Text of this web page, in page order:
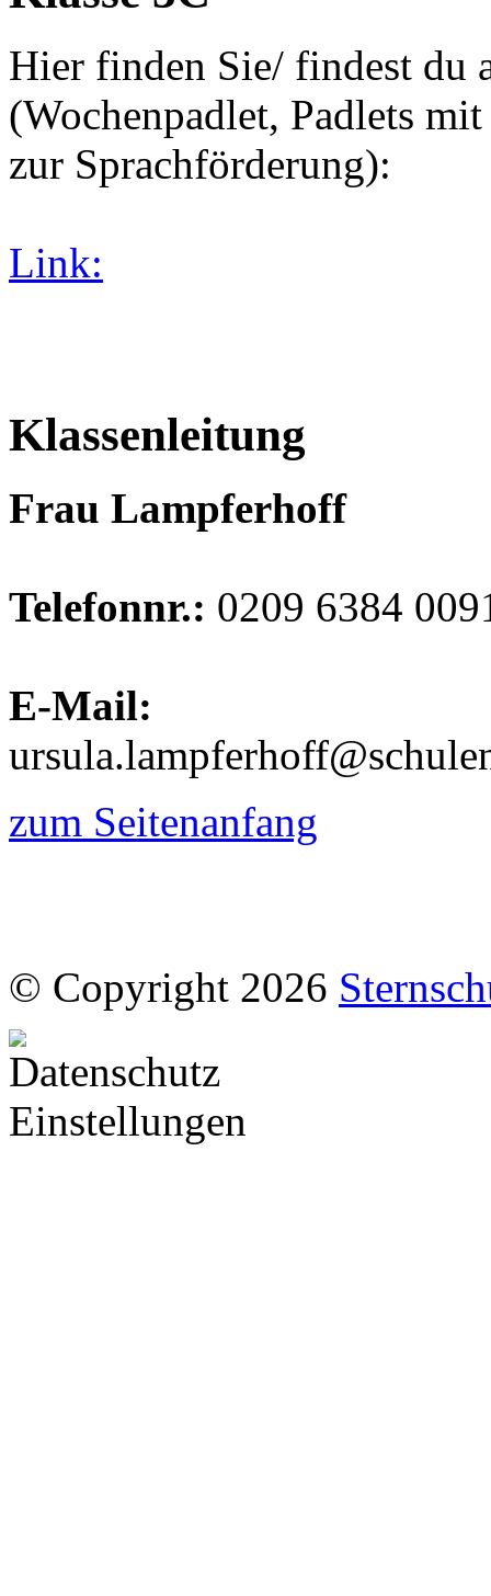
Hier finden Sie/ findest du
(Wochenpadlet, Padlets
zur Sprachförderung):
Link:
Klassenleitung
Frau Lampferhoff
Telefonnr.: 0209 6384
E-Mail:
zum Seitenanfang
© Copyright 2026